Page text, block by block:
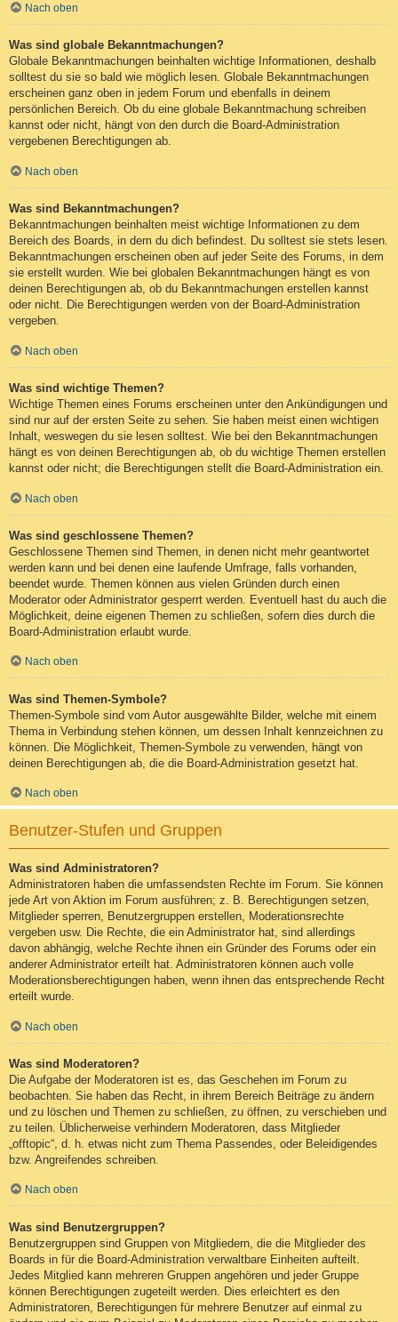
Nach oben
Was sind globale Bekanntmachungen?
Globale Bekanntmachungen beinhalten wichtige Informationen, deshalb
solltest du sie so bald wie möglich lesen. Globale Bekanntmachungen
erscheinen ganz oben in jedem Forum und ebenfalls in deinem
persönlichen Bereich. Ob du eine globale Bekanntmachung schreiben
kannst oder nicht, hängt von den durch die Board-Administration
vergebenen Berechtigungen ab.
Nach oben
Was sind Bekanntmachungen?
Bekanntmachungen beinhalten meist wichtige Informationen zu dem
Bereich des Boards, in dem du dich befindest. Du solltest sie stets lesen.
Bekanntmachungen erscheinen oben auf jeder Seite des Forums, in dem
sie erstellt wurden. Wie bei globalen Bekanntmachungen hängt es von
deinen Berechtigungen ab, ob du Bekanntmachungen erstellen kannst
oder nicht. Die Berechtigungen werden von der Board-Administration
vergeben.
Nach oben
Was sind wichtige Themen?
Wichtige Themen eines Forums erscheinen unter den Ankündigungen und
sind nur auf der ersten Seite zu sehen. Sie haben meist einen wichtigen
Inhalt, weswegen du sie lesen solltest. Wie bei den Bekanntmachungen
hängt es von deinen Berechtigungen ab, ob du wichtige Themen erstellen
kannst oder nicht; die Berechtigungen stellt die Board-Administration ein.
Nach oben
Was sind geschlossene Themen?
Geschlossene Themen sind Themen, in denen nicht mehr geantwortet
werden kann und bei denen eine laufende Umfrage, falls vorhanden,
beendet wurde. Themen können aus vielen Gründen durch einen
Moderator oder Administrator gesperrt werden. Eventuell hast du auch die
Möglichkeit, deine eigenen Themen zu schließen, sofern dies durch die
Board-Administration erlaubt wurde.
Nach oben
Was sind Themen-Symbole?
Themen-Symbole sind vom Autor ausgewählte Bilder, welche mit einem
Thema in Verbindung stehen können, um dessen Inhalt kennzeichnen zu
können. Die Möglichkeit, Themen-Symbole zu verwenden, hängt von
deinen Berechtigungen ab, die die Board-Administration gesetzt hat.
Nach oben
Benutzer-Stufen und Gruppen
Was sind Administratoren?
Administratoren haben die umfassendsten Rechte im Forum. Sie können
jede Art von Aktion im Forum ausführen; z. B. Berechtigungen setzen,
Mitglieder sperren, Benutzergruppen erstellen, Moderationsrechte
vergeben usw. Die Rechte, die ein Administrator hat, sind allerdings
davon abhängig, welche Rechte ihnen ein Gründer des Forums oder ein
anderer Administrator erteilt hat. Administratoren können auch volle
Moderationsberechtigungen haben, wenn ihnen das entsprechende Recht
erteilt wurde.
Nach oben
Was sind Moderatoren?
Die Aufgabe der Moderatoren ist es, das Geschehen im Forum zu
beobachten. Sie haben das Recht, in ihrem Bereich Beiträge zu ändern
und zu löschen und Themen zu schließen, zu öffnen, zu verschieben und
zu teilen. Üblicherweise verhindern Moderatoren, dass Mitglieder
„offtopic“, d. h. etwas nicht zum Thema Passendes, oder Beleidigendes
bzw. Angreifendes schreiben.
Nach oben
Was sind Benutzergruppen?
Benutzergruppen sind Gruppen von Mitgliedern, die die Mitglieder des
Boards in für die Board-Administration verwaltbare Einheiten aufteilt.
Jedes Mitglied kann mehreren Gruppen angehören und jeder Gruppe
können Berechtigungen zugeteilt werden. Dies erleichtert es den
Administratoren, Berechtigungen für mehrere Benutzer auf einmal zu